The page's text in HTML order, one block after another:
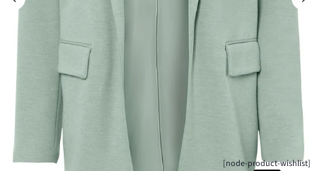
[node-product-wishlist]